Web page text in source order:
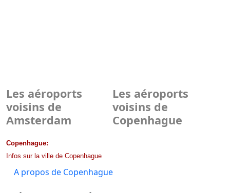
Les aéroports
voisins de
Amsterdam
Les aéroports
voisins de
Copenhague
Copenhague:
Infos sur la ville de Copenhague
A propos de Copenhague